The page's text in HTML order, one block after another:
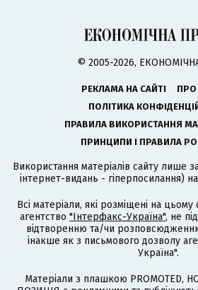
© 2005-2026,
РЕКЛАМА НА САЙТІ
ПРО
ПОЛІТИКА
ПРАВИЛА ВИКОРИСТАННЯ
ПРИНЦИПИ І ПРАВИЛА
Використання матеріалів сайту лише
інтернет-видань - гіперпосилання)
Всі матеріали, які розміщені на цьому
агентство "Інтерфакс-Україна", не
відтворенню та/чи
інакше як з письмового дозволу
Україна".
Матеріали з плашкою PROMOTED,